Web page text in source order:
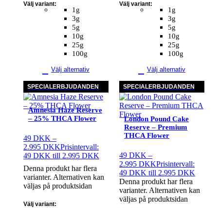
1g
3g
5g
10g
25g
100g
Välj variant:
Välj alternativ
1g
3g
5g
10g
25g
100g
Välj variant:
Välj alternativ
SPECIALERBJUDANDEN
Amnesia Haze Reserve
– 25% THCA Flower
49 DKK –
2.995 DKKPrisintervall:
49 DKK till 2.995 DKK
Välj variant:
Denna produkt har flera
varianter. Alternativen kan
väljas på produktsidan
SPECIALERBJUDANDEN
London Pound Cake
Reserve – Premium
THCA Flower
49DKK –
2.995DKKPrisintervall:
49 DKK till 2.995 DKK
Denna produkt har flera
varianter. Alternativen kan
väljas på produktsidan